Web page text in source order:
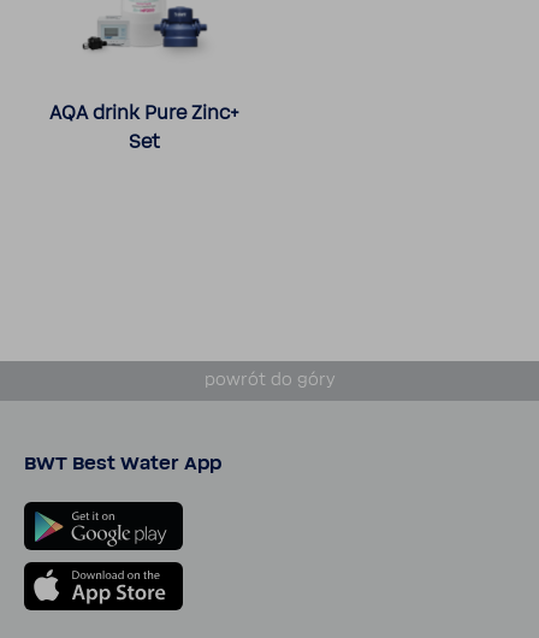
AQA drink Pure Zinc+
Set
powrót do góry
BWT Best Water App